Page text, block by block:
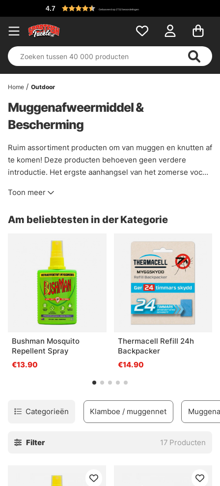
4.7 Gebaseerd op 2732 beoordelingen
Home Outdoor
Muggenafweermiddel &
Bescherming
Ruim assortiment producten om van muggen en knutten af
te komen! Deze producten behoeven geen verdere
introductie. Het ergste aanhangsel van het zomerse vocht,
middelen die volgens ons goed werken om muggen en
Toon meer
Am beliebtesten in der Kategorie
Bushman Mosquito
Repellent Spray
€13.90
Thermacell Refill 24h
Backpacker
€14.90
Categorieën Klamboe / muggennet
Filter 17 Producten